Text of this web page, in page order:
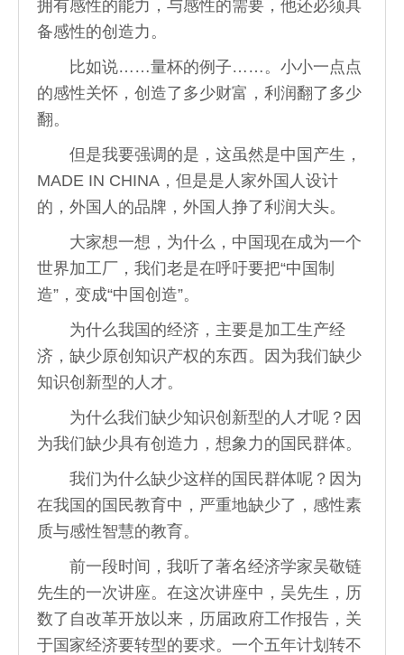
拥有感性的能力，与感性的需要，他还必须具
备感性的创造力。
比如说……量杯的例子……。小小一点点
的感性关怀，创造了多少财富，利润翻了多少
翻。
但是我要强调的是，这虽然是中国产生，
MADE IN CHINA，但是是人家外国人设计
的，外国人的品牌，外国人挣了利润大头。
大家想一想，为什么，中国现在成为一个
世界加工厂，我们老是在呼吁要把“中国制
造”，变成“中国创造”。
为什么我国的经济，主要是加工生产经
济，缺少原创知识产权的东西。因为我们缺少
知识创新型的人才。
为什么我们缺少知识创新型的人才呢？因
为我们缺少具有创造力，想象力的国民群体。
我们为什么缺少这样的国民群体呢？因为
在我国的国民教育中，严重地缺少了，感性素
质与感性智慧的教育。
前一段时间，我听了著名经济学家吴敬链
先生的一次讲座。在这次讲座中，吴先生，历
数了自改革开放以来，历届政府工作报告，关
于国家经济要转型的要求。一个五年计划转不